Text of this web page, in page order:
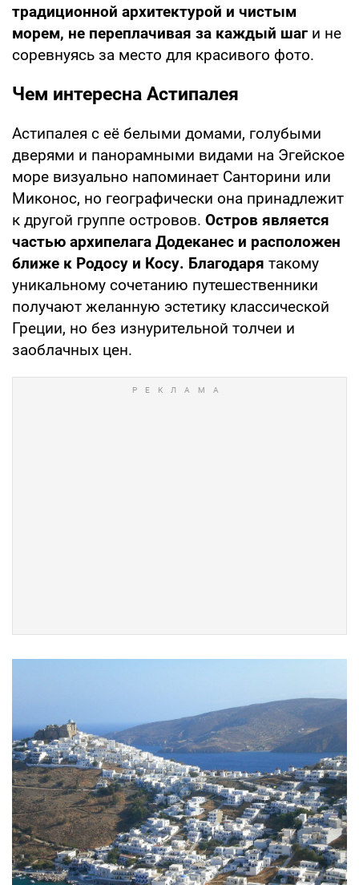
традиционной архитектурой и чистым
морем, не переплачивая за каждый шаг и не
соревнуясь за место для красивого фото.
Чем интересна Астипалея
Астипалея с её белыми домами, голубыми
дверями и панорамными видами на Эгейское
море визуально напоминает Санторини или
Миконос, но географически она принадлежит
к другой группе островов. Остров является
частью архипелага Додеканес и расположен
ближе к Родосу и Косу. Благодаря такому
уникальному сочетанию путешественники
получают желанную эстетику классической
Греции, но без изнурительной толчеи и
заоблачных цен.